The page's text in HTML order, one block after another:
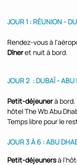
JOUR 1 : RÉUNION -
Rendez-vous à
Dîneret nuit à bord.
JOUR 2 : DUBAÏ - ABU
Petit-déjeunerà
hôtel The Wb Abu
Temps libre pour le
JOUR 3 À 6 : ABU
Petit-déjeunersà